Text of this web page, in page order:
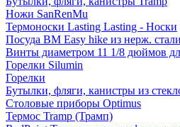
Ножи SanRenMu
Термоноски Lasting Lasting - Носки
Посуда BM Easy hike из нерж. стали
Винты диаметром 11 1/8 дюймов
Горелки Silumin
Горелки
Бутылки, фляги, канистры из
Столовые приборы Optimus
Термос Tramp (Трамп)